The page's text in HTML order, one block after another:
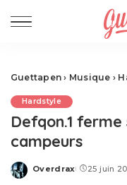
Guettapen › Musique ›
Hardstyle
Defqon.1
campeurs
Posted
Overdrax 25 juin